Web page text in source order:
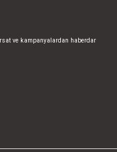
ve kampanyalardan haberdar